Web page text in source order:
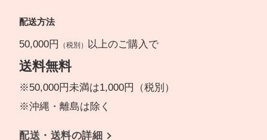
配送方法
50,000円 （税別） 以上のご購入で
送料無料
※50,000円未満は1,000円（税別）
※沖縄・離島は除く
配送・送料の詳細